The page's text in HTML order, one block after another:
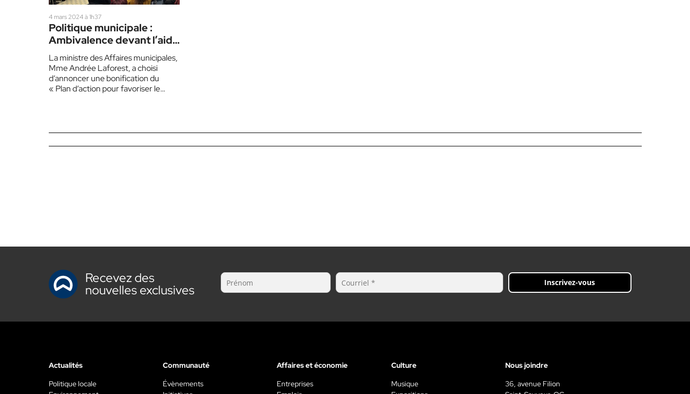
4 mars 2024 à 1h37
Politique municipale :
Ambivalence devant l’aide
annoncée par Québec
La ministre des Affaires municipales,
Mme Andrée Laforest, a choisi
d’annoncer une bonification du
« Plan d’action pour favoriser le
Recevez des
nouvelles exclusives Inscrivez-vous
Actualités
Politique locale
Communauté
Évènements
Affaires et économie
Entreprises
Culture
Musique
Nous joindre
36, avenue Filion